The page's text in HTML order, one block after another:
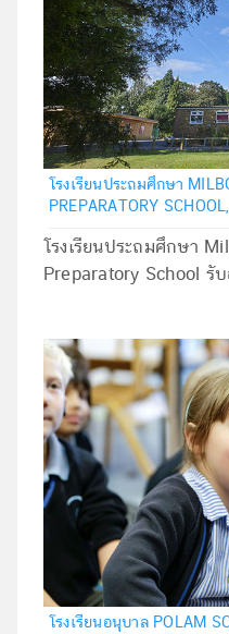
โรงเรียนประถมศึกษา
PREPARATORY
โรงเรียนประถมศึกษา
Preparatory School รั
โรงเรียนอนุบาล POLAM